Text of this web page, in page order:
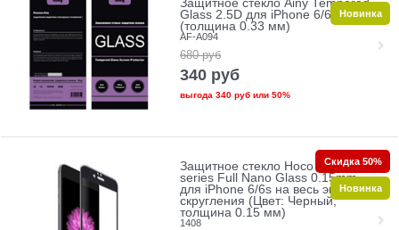
Защитное стекло Ainy Tempered
Glass 2.5D для iPhone 6/6s
(толщина 0.33 мм)
AF-A094
680 руб
340 руб
выгода 340 рубили 50%
Новинка
Защитное стекло Hoco Ghost
series Full Nano Glass 0.15mm
для iPhone 6/6s на весь экран без
скругления (Цвет: Черный,
толщина 0.15 мм)
1408
Скидка 50%
Новинка